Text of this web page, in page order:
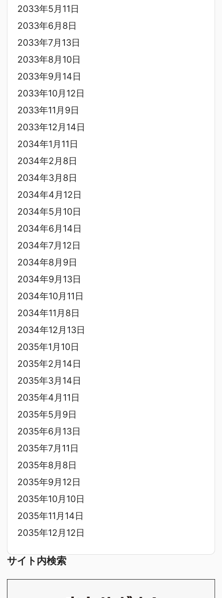
2033年5月11日
2033年6月8日
2033年7月13日
2033年8月10日
2033年9月14日
2033年10月12日
2033年11月9日
2033年12月14日
2034年1月11日
2034年2月8日
2034年3月8日
2034年4月12日
2034年5月10日
2034年6月14日
2034年7月12日
2034年8月9日
2034年9月13日
2034年10月11日
2034年11月8日
2034年12月13日
2035年1月10日
2035年2月14日
2035年3月14日
2035年4月11日
2035年5月9日
2035年6月13日
2035年7月11日
2035年8月8日
2035年9月12日
2035年10月10日
2035年11月14日
2035年12月12日
サイト内検索